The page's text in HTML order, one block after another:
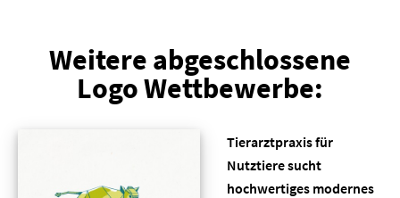
Weitere abgeschlossene
Logo Wettbewerbe:
Tierarztpraxis für
Nutztiere sucht
hochwertiges modernes